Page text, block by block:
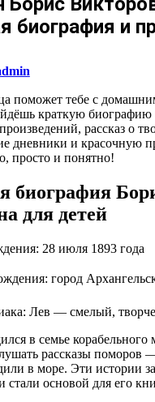
биография и
поможет тебе с
краткую
рассказ о
дневники и красочную
просто и понятно!
биография
для детей
28 июля 1893 года
город
Лев — смелый,
в семье корабельного
рассказы поморов
в море. Эти истории
стали основой для его